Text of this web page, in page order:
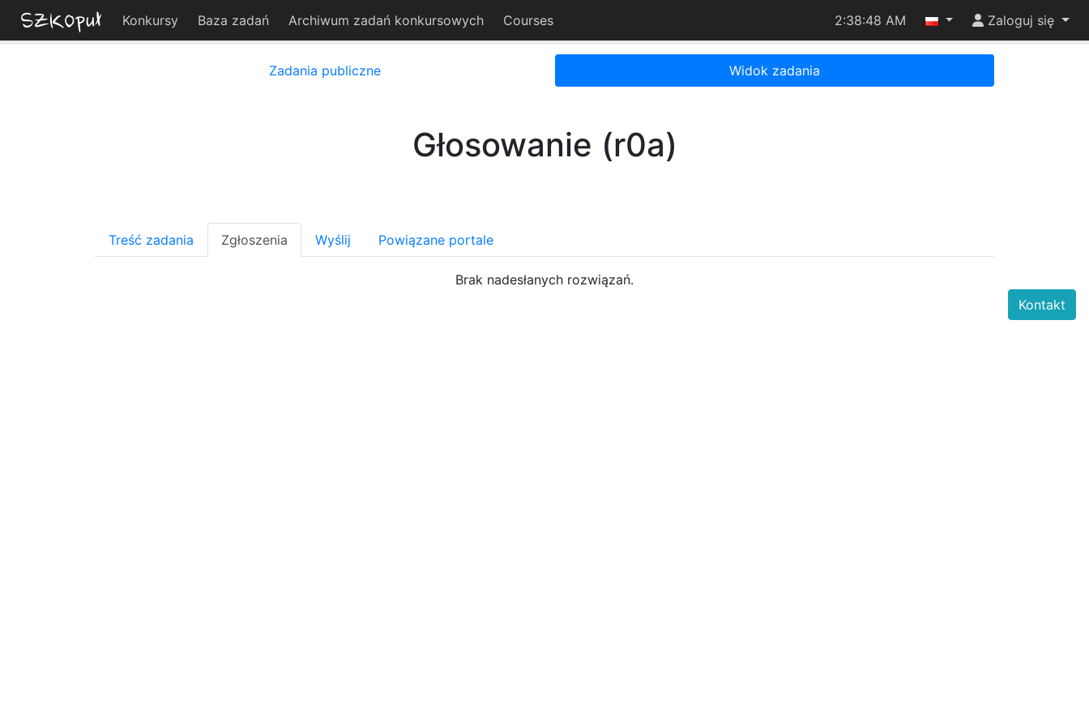
Konkursy Baza zadań Archiwum zadań konkursowych Courses 2:38:48 AM Zaloguj się
Zadania publiczne Widok zadania
Głosowanie (r0a)
Treść zadania Zgłoszenia Wyślij Powiązane portale
Brak nadesłanych rozwiązań.
Kontakt